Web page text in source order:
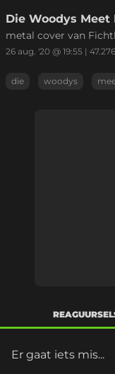
Link kopiëren
Die Woodys Meet
metal cover van
26 aug. '20 @ 19:55 | 47.276
die woodys
Er gaat iets mis...